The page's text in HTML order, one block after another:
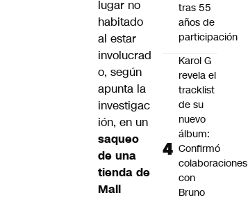
lugar no
habitado
al estar
involucrad
o, según
apunta la
investigac
ión, en un
saqueo
de una
tienda de
Mall
tras 55
años de
participación
Karol G
revela el
tracklist
de su
nuevo
álbum:
Confirmó
colaboraciones
con
Bruno